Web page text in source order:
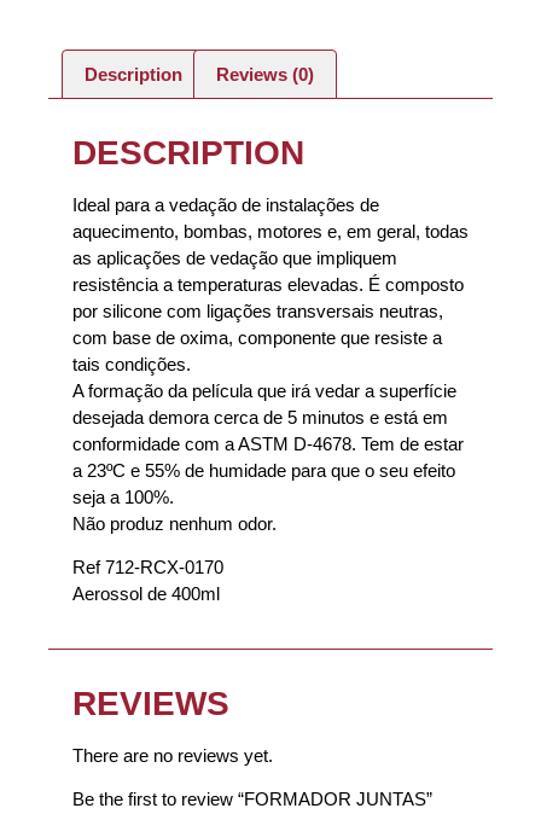
Description Reviews (0)
DESCRIPTION
Ideal para a vedação de instalações de
aquecimento, bombas, motores e, em geral, todas
as aplicações de vedação que impliquem
resistência a temperaturas elevadas. É composto
por silicone com ligações transversais neutras,
com base de oxima, componente que resiste a
tais condições.
A formação da película que irá vedar a superfície
desejada demora cerca de 5 minutos e está em
conformidade com a ASTM D-4678. Tem de estar
a 23ºC e 55% de humidade para que o seu efeito
seja a 100%.
Não produz nenhum odor.
Ref 712-RCX-0170
Aerossol de 400ml
REVIEWS
There are no reviews yet.
Be the first to review “FORMADOR JUNTAS”